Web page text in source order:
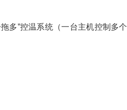
多”控温系统（一台主机控制多个